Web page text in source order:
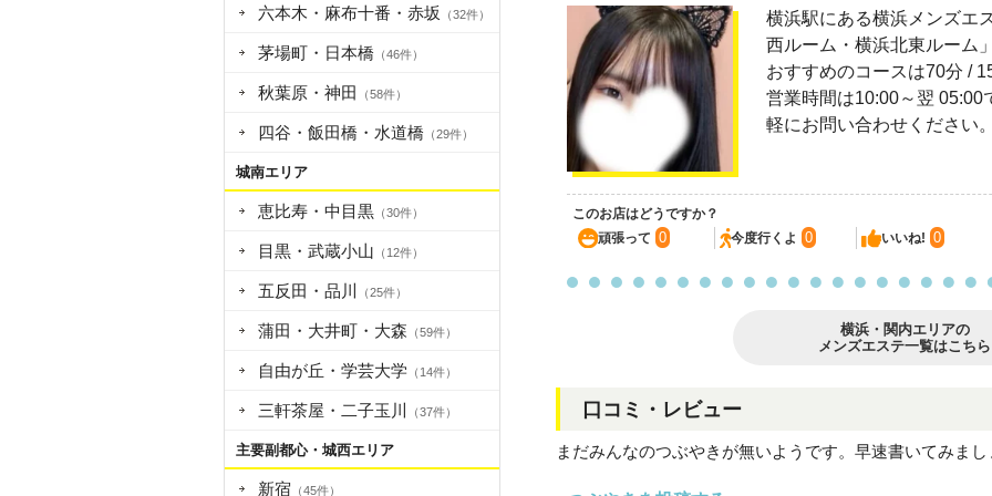
横浜駅にある横浜メンズ
西ルーム・横浜北東ルーム
おすすめのコースは70分 /
営業時間は10:00～翌 05:00
軽にお問い合わせください
このお店はどうですか？
頑張って 0 今度行くよ 0 いいね! 0
横浜・関内エリアの
メンズエステ一覧はこちら
口コミ・レビュー
まだみんなのつぶやきが無いようです。早速書いてみまし
六本木・麻布十番・赤坂 （32件）
茅場町・日本橋 （46件）
秋葉原・神田 （58件）
四谷・飯田橋・水道橋 （29件）
城南エリア
恵比寿・中目黒 （30件）
目黒・武蔵小山 （12件）
五反田・品川 （25件）
蒲田・大井町・大森 （59件）
自由が丘・学芸大学 （14件）
三軒茶屋・二子玉川 （37件）
主要副都心・城西エリア
新宿 （45件）